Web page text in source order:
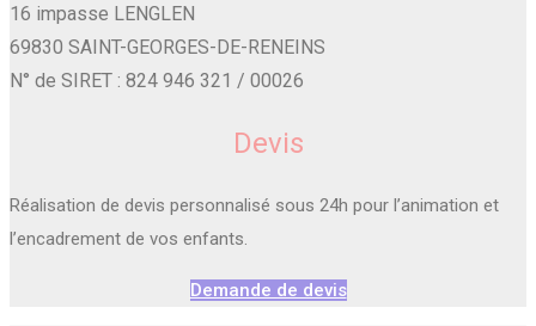
16 impasse LENGLEN
69830 SAINT-GEORGES-DE-RENEINS
N° de SIRET : 824 946 321 / 00026
Devis
Réalisation de devis personnalisé sous 24h pour l’animation et
l’encadrement de vos enfants.
Demande de devis